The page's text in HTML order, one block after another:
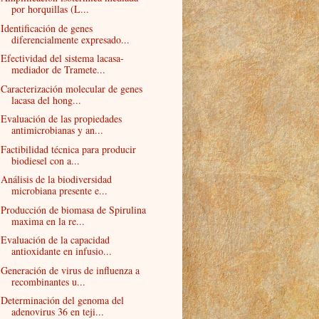
por horquillas (L...
Identificación de genes
diferencialmente expresado...
Efectividad del sistema lacasa-
mediador de Tramete...
Caracterización molecular de genes
lacasa del hong...
Evaluación de las propiedades
antimicrobianas y an...
Factibilidad técnica para producir
biodiesel con a...
Análisis de la biodiversidad
microbiana presente e...
Producción de biomasa de Spirulina
maxima en la re...
Evaluación de la capacidad
antioxidante en infusio...
Generación de virus de influenza a
recombinantes u...
Determinación del genoma del
adenovirus 36 en teji...